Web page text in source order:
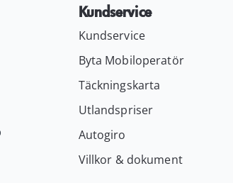
Kundservice
Kundservice
Byta Mobiloperatör
Täckningskarta
Utlandspriser
Autogiro
Villkor & dokument